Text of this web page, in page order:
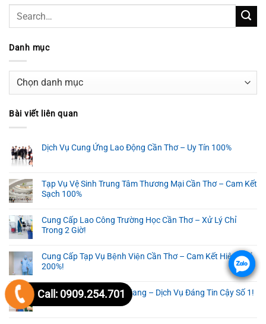
Danh mục
mục
Bài viết liên quan
Dịch Vụ Cung Ứng Lao Động Cần Thơ – Uy Tín 100%
Tạp Vụ Vệ Sinh Trung Tâm Thương Mại Cần Thơ – Cam Kết
Sạch 100%
Cung Cấp Lao Công Trường Học Cần Thơ – Xử Lý Chỉ
Trong 2 Giờ!
Cung Cấp Tạp Vụ Bệnh Viện Cần Thơ – Cam Kết Hiệu Quả
200%!
Cung Cấp Tạp Vụ Kiên Giang – Dịch Vụ Đáng Tin Cậy Số 1!
Call: 0909.254.701
..